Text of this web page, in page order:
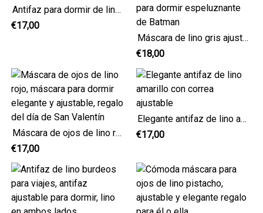
Antifaz para dormir de lino negro y verde
€17,00
Máscara de lino gris ajustable, máscara de ojos para dormir espeluznante de Batman
€18,00
Máscara de ojos de lino rojo, máscara para dormir elegante y ajustable, regalo del día de San Valentín
€17,00
Elegante antifaz de lino amarillo con correa ajustable
€17,00